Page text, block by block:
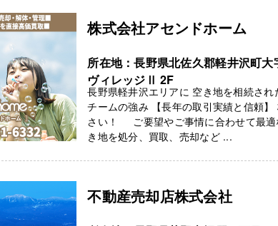
株式会社アセンドホーム
所在地：長野県北佐久郡軽井沢町
ヴィレッジⅡ 2F
長野県軽井沢エリアに 空き地を相続さ
チームの強み 【長年の取引実績と信頼
さい！ ご要望やご事情に合わせて最
き地を処分、買取、売却など ...
不動産売却店株式会社